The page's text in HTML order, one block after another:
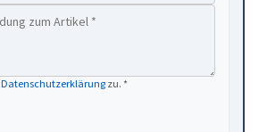
Datenschutzerklärung zu. *